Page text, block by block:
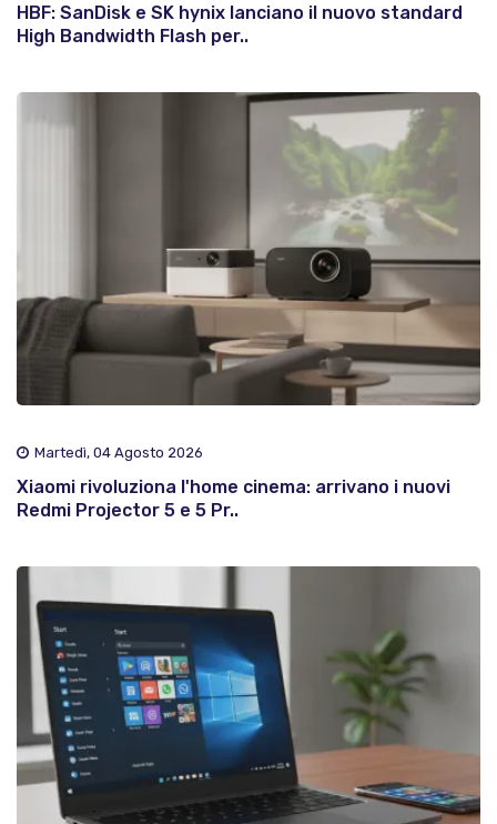
HBF: SanDisk e SK hynix lanciano il nuovo standard
High Bandwidth Flash per..
Martedì, 04 Agosto 2026
Xiaomi rivoluziona l'home cinema: arrivano i nuovi
Redmi Projector 5 e 5 Pr..